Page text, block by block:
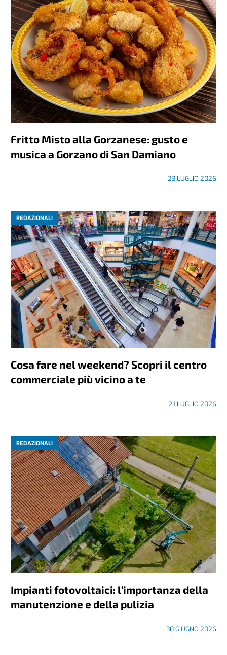
Fritto Misto alla Gorzanese: gusto e
musica a Gorzano di San Damiano
23 LUGLIO 2026
REDAZIONALI
Cosa fare nel weekend? Scopri il centro
commerciale più vicino a te
21 LUGLIO 2026
REDAZIONALI
Impianti fotovoltaici: l’importanza della
manutenzione e della pulizia
30 GIUGNO 2026